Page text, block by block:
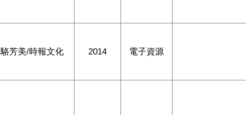
駱芳美/時報文化 2014 電子資源